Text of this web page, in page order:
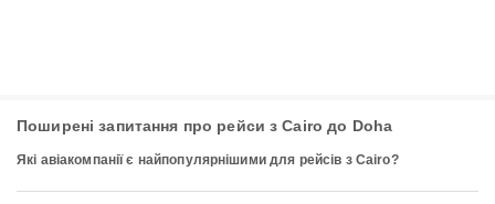
Поширені запитання про рейси з Cairo до Doha
Які авіакомпанії є найпопулярнішими для рейсів з Cairo?